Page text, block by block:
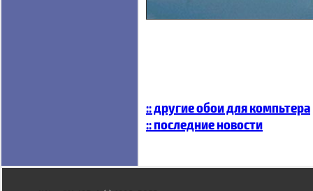
:: другие обои для компьтера
:: последние новости